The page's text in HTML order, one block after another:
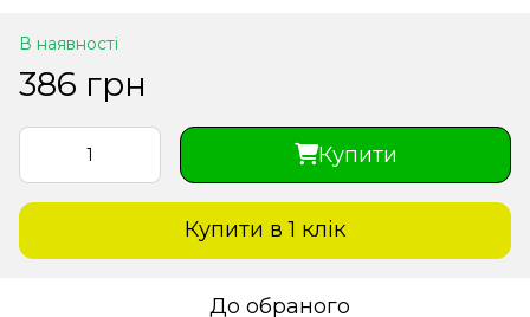
В наявності
386 грн
Купити
Купити в 1 клiк
До обраного